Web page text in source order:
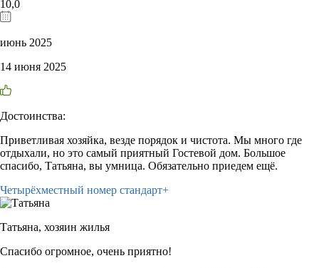
10,0
июнь 2025
14 июня 2025
Достоинства:
Приветливая хозяйка, везде порядок и чистота. Мы много где
отдыхали, но это самый приятный Гостевой дом. Большое
спасибо, Татьяна, вы умница. Обязательно приедем ещё.
Четырёхместный номер стандарт+
Татьяна, хозяин жилья
Спасибо огромное, очень приятно!